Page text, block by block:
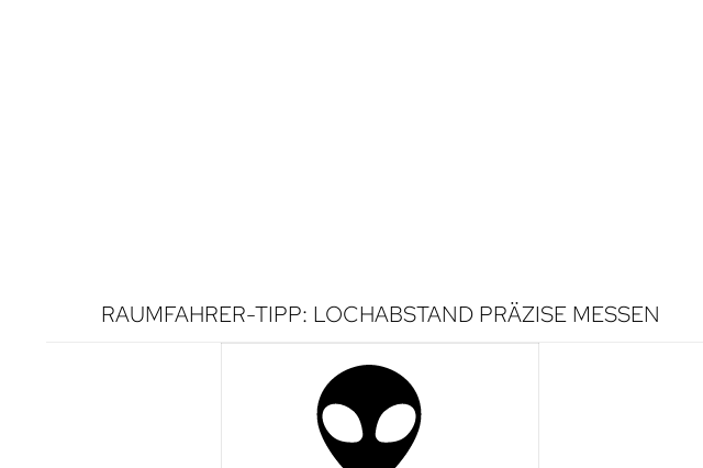
RAUMFAHRER-TIPP: LOCHABSTAND PRÄZISE MESSEN